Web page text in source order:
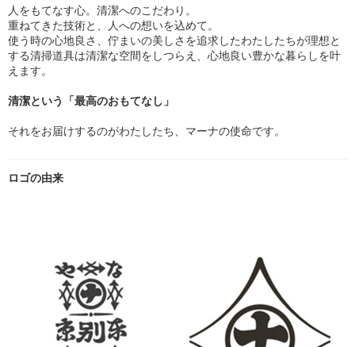
人をもてなす心。清潔へのこだわり。
重ねてきた技術と、人への想いを込めて。
使う時の心地良さ、佇まいの美しさを追求したわたしたちが理想と
する清掃道具は清潔な空間をしつらえ、心地良い豊かな暮らしを叶
えます。
清潔という「最高のおもてなし」
それをお届けするのがわたしたち、マーナの使命です。
ロゴの由来